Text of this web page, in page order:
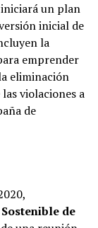
un plan
inicial de
la
emprender
eliminación
violaciones a
de
de